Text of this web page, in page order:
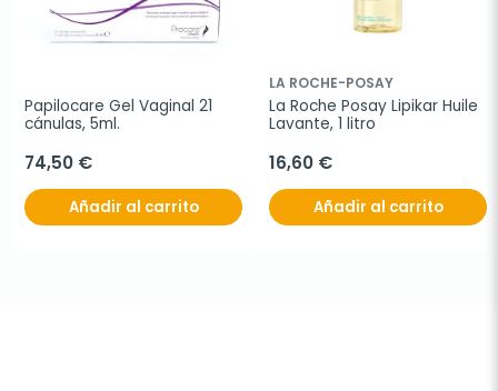
Papilocare Gel Vaginal 21
cánulas, 5ml.
74,50 €
Añadir al carrito
LA ROCHE-POSAY
La Roche Posay Lipikar Huile
Lavante, 1 litro
16,60 €
Añadir al carrito